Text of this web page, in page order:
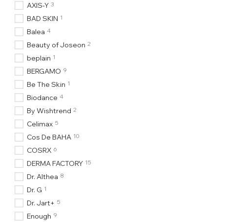
AXIS-Y 3
BAD SKIN 1
Balea 4
Beauty of Joseon 2
beplain 1
BERGAMO 9
Be The Skin 1
Biodance 4
By Wishtrend 2
Celimax 5
Cos De BAHA 10
COSRX 6
DERMA FACTORY 15
Dr. Althea 8
Dr. G 1
Dr. Jart+ 5
Enough 9